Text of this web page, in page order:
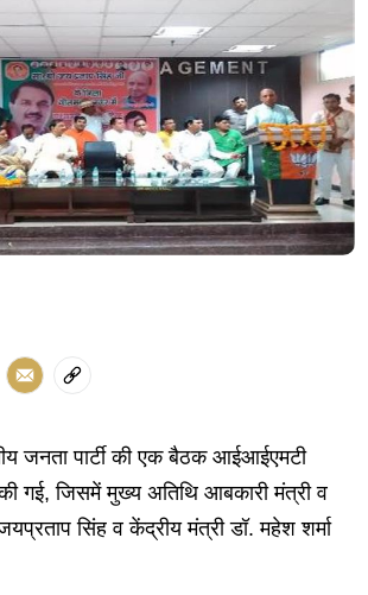
जनता पार्टी की एक बैठक आईआईएमटी
गई, जिसमें मुख्य अतिथि आबकारी मंत्री व
सिंह व केंद्रीय मंत्री डॉ. महेश शर्मा